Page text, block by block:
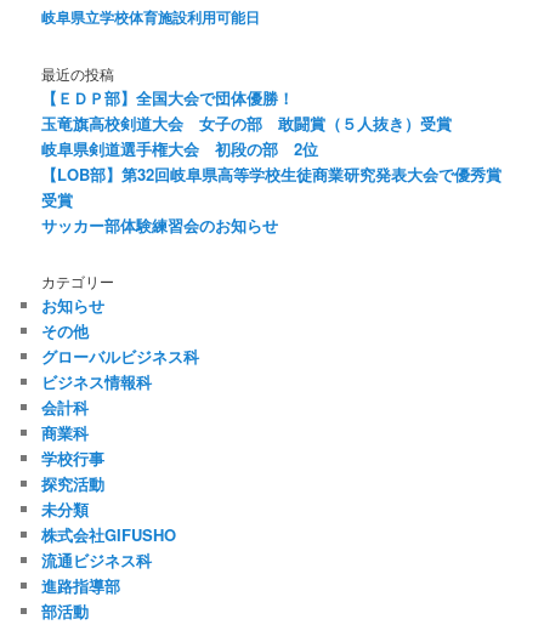
岐阜県立学校体育施設利用可能日
最近の投稿
【ＥＤＰ部】全国大会で団体優勝！
玉竜旗高校剣道大会 女子の部 敢闘賞（５人抜き）受賞
岐阜県剣道選手権大会 初段の部 2位
【LOB部】第32回岐阜県高等学校生徒商業研究発表大会で優秀賞
受賞
サッカー部体験練習会のお知らせ
カテゴリー
お知らせ
その他
グローバルビジネス科
ビジネス情報科
会計科
商業科
学校行事
探究活動
未分類
株式会社GIFUSHO
流通ビジネス科
進路指導部
部活動